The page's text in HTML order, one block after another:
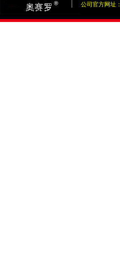
公司官方网址：